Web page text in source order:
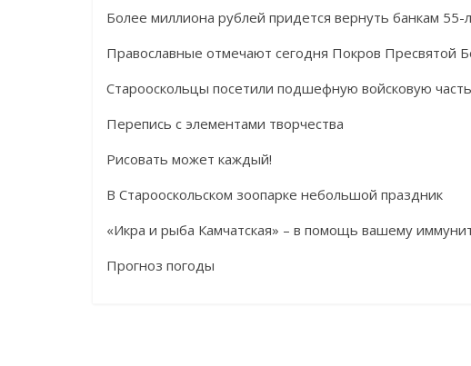
Более миллиона рублей придется вернуть банкам 55-
Православные отмечают сегодня Покров Пресвятой
Старооскольцы посетили подшефную войсковую
Перепись с элементами творчества
Рисовать может каждый!
В Старооскольском зоопарке небольшой праздник
«Икра и рыба Камчатская» – в помощь вашему
Прогноз погоды